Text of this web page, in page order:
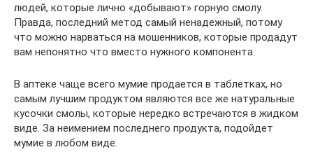
людей, которые лично «добывают» горную смолу.
Правда, последний метод самый ненадежный, потому
что можно нарваться на мошенников, которые продадут
вам непонятно что вместо нужного компонента.
В аптеке чаще всего мумие продается в таблетках, но
самым лучшим продуктом являются все же натуральные
кусочки смолы, которые нередко встречаются в жидком
виде. За неимением последнего продукта, подойдет
мумие в любом виде.